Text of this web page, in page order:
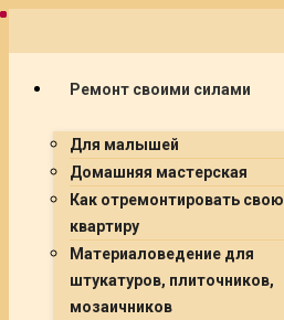
Ремонт своими силами
Для малышей
Домашняя мастерская
Как отремонтировать свою
квартиру
Материаловедение для
штукатуров, плиточников,
мозаичников